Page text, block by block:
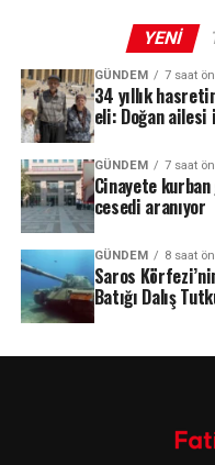
YENI
GÜNDEM 7 saat
34 yıllık
eli: Doğan ailesi
GÜNDEM 7 saat
Cinayete
cesedi aranıyor
GÜNDEM 8 saat
Saros
Batığı Dalış